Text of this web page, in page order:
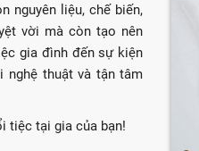
nguyên liệu, chế biến,
vời mà còn tạo nên
gia đình đến sự kiện
nghệ thuật và tận tâm
tiệc tại gia của bạn!